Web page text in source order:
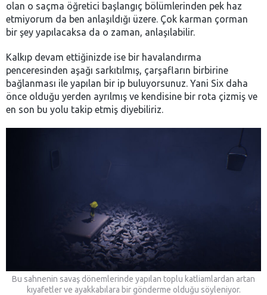
olan o saçma öğretici başlangıç bölümlerinden pek haz
etmiyorum da ben anlaşıldığı üzere. Çok karman çorman
bir şey yapılacaksa da o zaman, anlaşılabilir.
Kalkıp devam ettiğinizde ise bir havalandırma
penceresinden aşağı sarkıtılmış, çarşafların birbirine
bağlanması ile yapılan bir ip buluyorsunuz. Yani Six daha
önce olduğu yerden ayrılmış ve kendisine bir rota çizmiş ve
en son bu yolu takip etmiş diyebiliriz.
Bu sahnenin savaş dönemlerinde yapılan toplu katliamlardan artan
kıyafetler ve ayakkabılara bir gönderme olduğu söyleniyor.